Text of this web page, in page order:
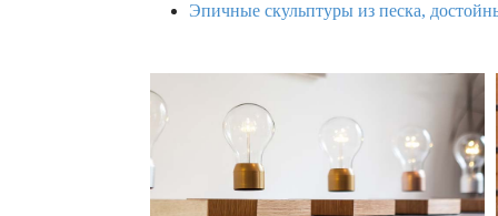
Эпичные скульптуры из песка,